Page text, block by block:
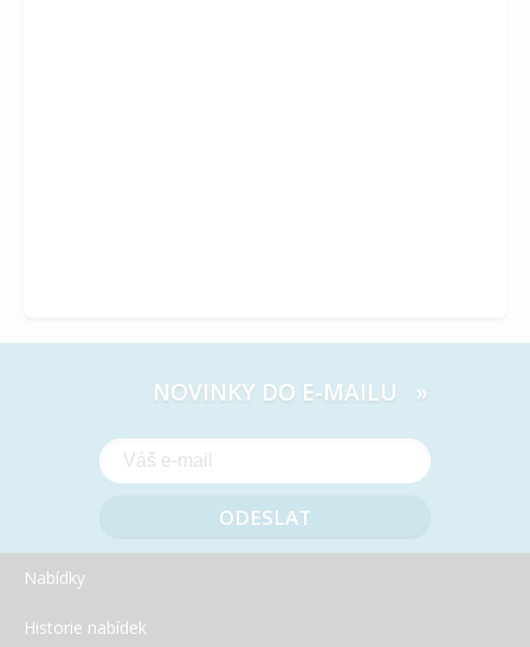
LIEHMANN – Speciální nabídky: duben – září
NOVINKY DO E-MAILU »
Nabídky
Historie nabídek